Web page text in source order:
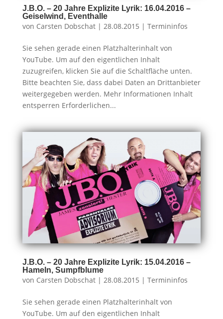
J.B.O. – 20 Jahre Explizite Lyrik: 16.04.2016 –
Geiselwind, Eventhalle
von Carsten Dobschat| 28.08.2015 | Termininfos
Sie sehen gerade einen Platzhalterinhalt von
YouTube. Um auf den eigentlichen Inhalt
zuzugreifen, klicken Sie auf die Schaltfläche unten.
Bitte beachten Sie, dass dabei Daten an Drittanbieter
weitergegeben werden. Mehr Informationen Inhalt
entsperren Erforderlichen...
J.B.O. – 20 Jahre Explizite Lyrik: 15.04.2016 –
Hameln, Sumpfblume
von Carsten Dobschat| 28.08.2015 | Termininfos
Sie sehen gerade einen Platzhalterinhalt von
YouTube. Um auf den eigentlichen Inhalt